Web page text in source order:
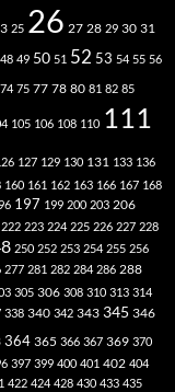
25 26 27 28 29 30 31
48 49 50 51 52 53 54 55 56
74 75 77 78 80 81 82 85
105 106 108 110 111
127 129 130 131 133 136
160 161 162 163 166 167 168
197 199 200 203 206
222 223 224 225 226 227 228
250 252 253 254 255 256
277 281 282 284 286 288
305 306 308 310 313 314
338 340 342 343 345 346
364 365 366 367 369 370
397 399 400 401 402 404
422 424 428 430 433 435